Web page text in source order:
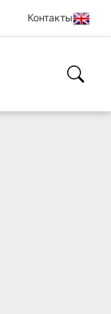
Контакты